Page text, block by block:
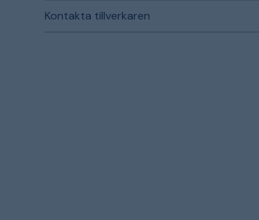
Kontakta tillverkaren